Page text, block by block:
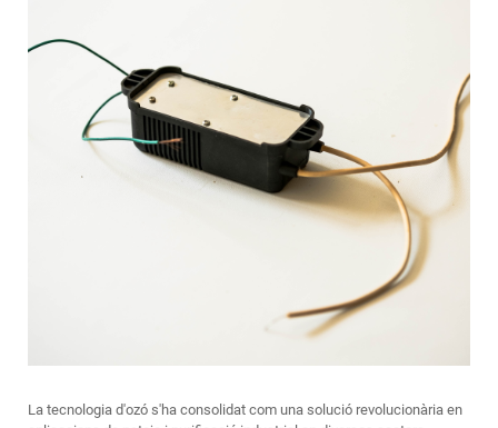
La tecnologia d'ozó s'ha consolidat com una solució revolucionària en